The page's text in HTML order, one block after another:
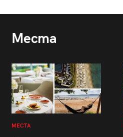
Места
МЕСТА